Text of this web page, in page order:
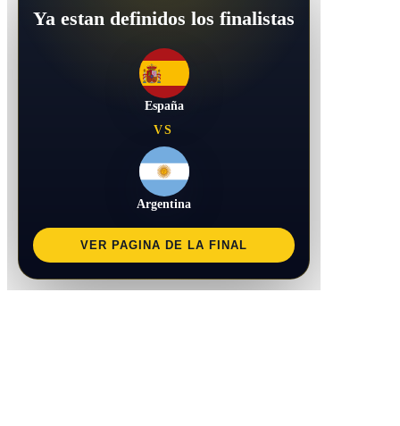
Ya estan definidos los finalistas
España
VS
Argentina
VER PAGINA DE LA FINAL